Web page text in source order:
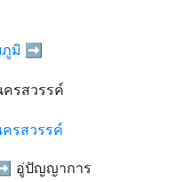
ภูมิ ➡️
รสวรรค์